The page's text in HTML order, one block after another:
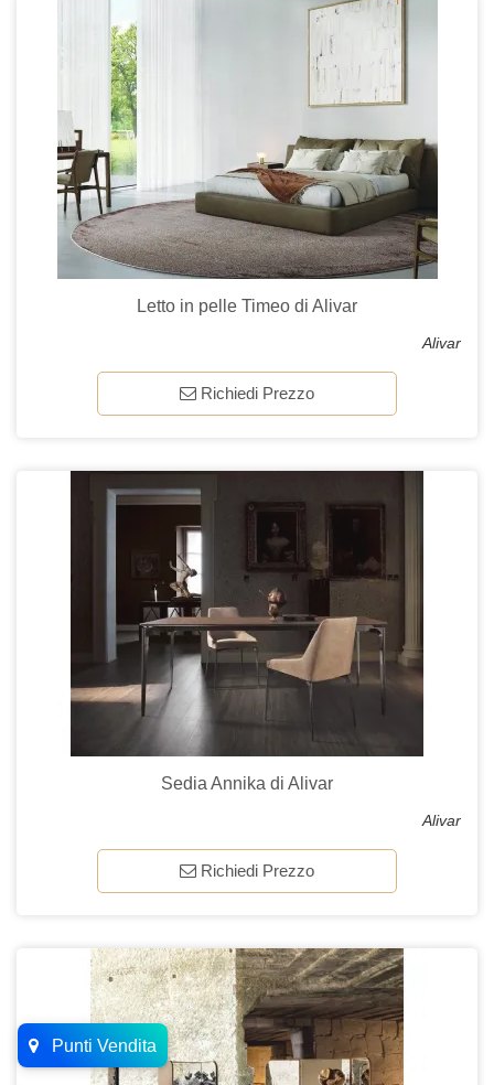
Letto in pelle Timeo di Alivar
Alivar
Richiedi Prezzo
Sedia Annika di Alivar
Alivar
Richiedi Prezzo
Punti Vendita